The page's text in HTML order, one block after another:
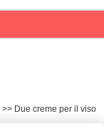
Due creme per il viso